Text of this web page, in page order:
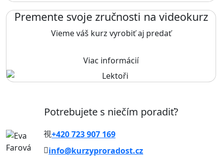
Premente svoje zručnosti na videokurz
Vieme váš kurz vyrobiť aj predať
Viac informácií
Potrebujete s niečím poradiť?
+420 723 907 169
info@kurzyproradost.cz